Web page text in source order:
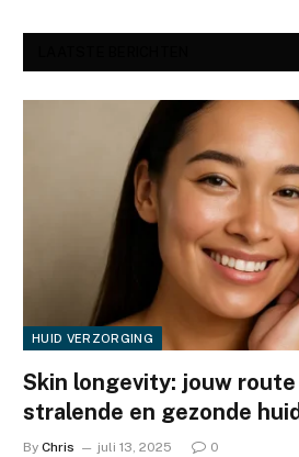
HUID VERZORGING
Skin longevity: jouw route
stralende en gezonde huid
By Chris juli 13, 2025 0